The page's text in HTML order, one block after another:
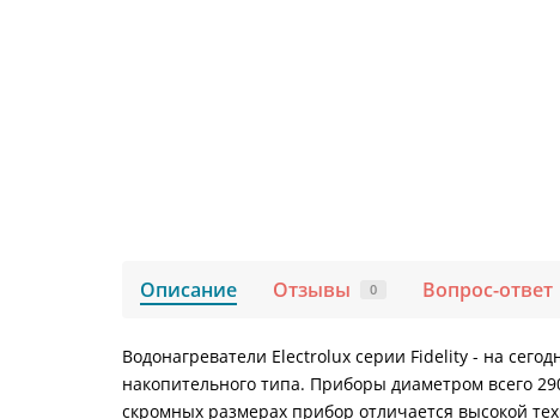
Описание Отзывы 0 Вопрос-ответ
Водонагреватели Electrolux серии Fidelity - на
накопительного типа. Приборы диаметром всего
скромных размерах прибор отличается высокой